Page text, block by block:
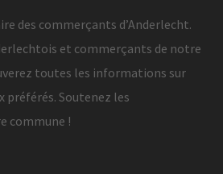
des commerçants d’Anderlecht.
et commerçants de notre
toutes les informations sur
préférés. Soutenez les
commune !